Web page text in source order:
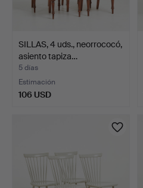
SILLAS, 4 uds., neorrococó,
asiento tapiza…
5 días
Estimación
106 USD